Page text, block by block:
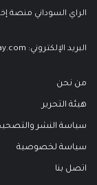
الراي السوداني منصة
البريد الإلكتروني:
من نحن
هيئة التحرير
سياسة النشر
سياسة لخصوصية
اتصل بنا